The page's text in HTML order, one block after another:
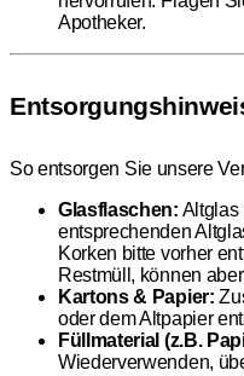
Apotheker.
So entsorgen Sie unsere
Glasflaschen: Altglas
entsprechenden
Korken bitte vorher
Restmüll, können
Kartons & Papier:
oder dem Altpapier
Füllmaterial (z.B.
Wiederverwenden,